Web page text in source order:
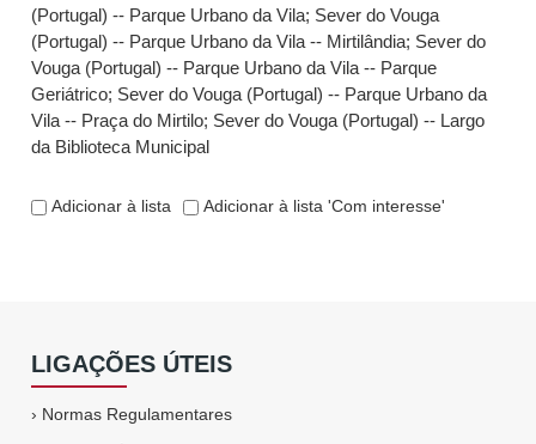
(Portugal) -- Parque Urbano da Vila; Sever do Vouga
(Portugal) -- Parque Urbano da Vila -- Mirtilândia; Sever do
Vouga (Portugal) -- Parque Urbano da Vila -- Parque
Geriátrico; Sever do Vouga (Portugal) -- Parque Urbano da
Vila -- Praça do Mirtilo; Sever do Vouga (Portugal) -- Largo
da Biblioteca Municipal
Adicionar à lista Adicionar à lista 'Com interesse'
LIGAÇÕES ÚTEIS
› Normas Regulamentares